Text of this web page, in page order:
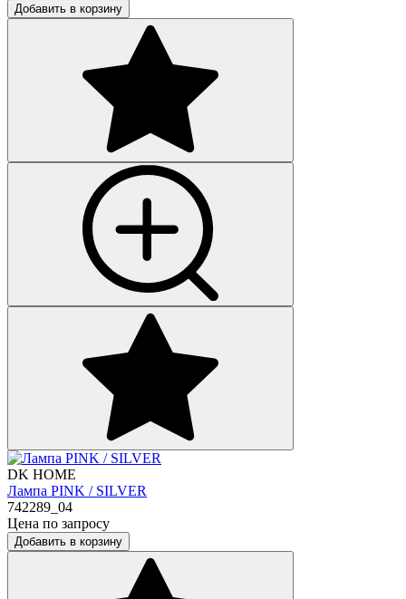
Добавить в корзину
DK HOME
Лампа PINK / SILVER
742289_04
Цена по запросу
Добавить в корзину